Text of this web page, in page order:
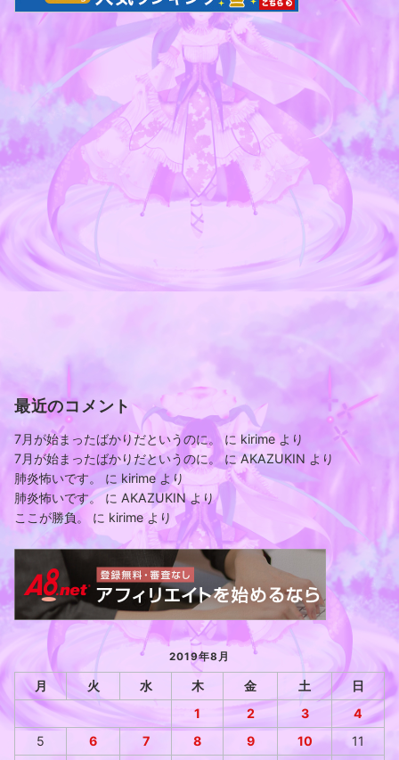
最近のコメント
7月が始まったばかりだというのに。に kirime より
7月が始まったばかりだというのに。にAKAZUKIN より
肺炎怖いです。
に kirimeより
肺炎怖いです。に AKAZUKINより
ここが勝負。
に kirimeより
2019年8月
月 火 水 木 金 土
日
1
2 3
4
5
6 7 8 9 10
11